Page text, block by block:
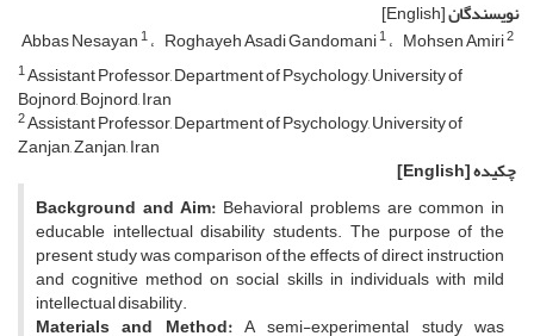
نویسندگان[English]
Abbas Nesayan1 Roghayeh Asadi Gandomani1 Mohsen Amiri2
1Assistant Professor, Department of Psychology, University of
Bojnord, Bojnord, Iran
2Assistant Professor, Department of Psychology, University of
Zanjan, Zanjan, Iran
چکیده[English]
Background and Aim: Behavioral problems are common in
educable intellectual disability students. The purpose of the
present study was comparison of the effects of direct instruction
and cognitive method on social skills in individuals with mild
intellectual disability.
Materials and Method:A semi-experimental study was